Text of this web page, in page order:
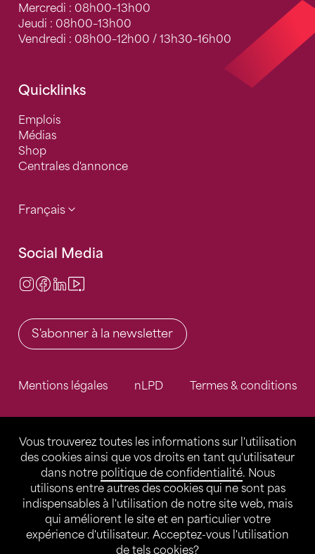
Vous trouverez toutes les informations sur l'utilisation
des cookies ainsi que vos droits en tant qu'utilisateur
dans notre politique de confidentialité. Nous
utilisons entre autres des cookies qui ne sont pas
indispensables à l'utilisation de notre site web, mais
qui améliorent le site et en particulier votre
expérience d'utilisateur. Acceptez-vous l'utilisation
de tels cookies?
Mercredi : 08h00–13h00
Jeudi : 08h00–13h00
Vendredi : 08h00–12h00 / 13h30–16h00
Quicklinks
Emplois
Médias
Shop
Centrales d'annonce
Français
Social Media
Instagram
Facebook
LinkedIn
S'abonner à la newsletter
Mentions légales nLPD Termes & conditions